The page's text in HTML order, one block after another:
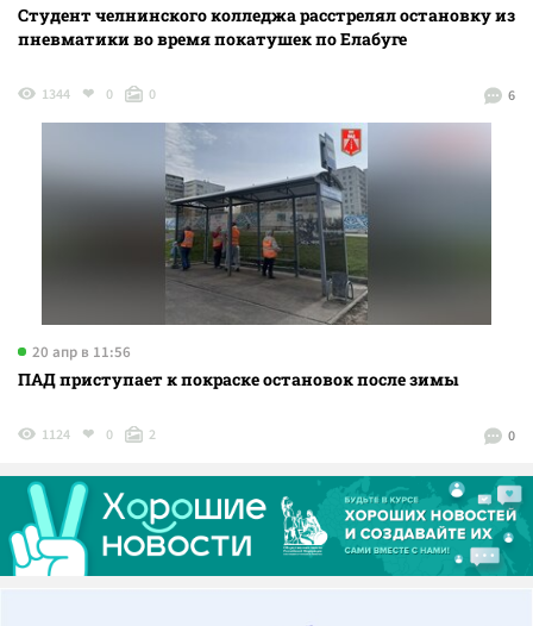
Студент челнинского колледжа расстрелял остановку из
пневматики во время покатушек по Елабуге
6
1344 0 0
20 апр в 11:56
ПАД приступает к покраске остановок после зимы
0
1124 0 2